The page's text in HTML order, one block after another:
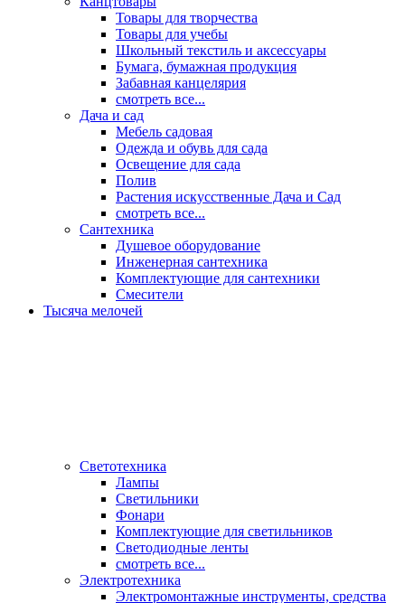
Товары для творчества
Товары для учебы
Школьный текстиль и аксессуары
Бумага, бумажная продукция
Забавная канцелярия
смотреть все...
Дача и сад
Мебель садовая
Одежда и обувь для сада
Освещение для сада
Полив
Растения искусственные Дача и Сад
смотреть все...
Сантехника
Душевое оборудование
Инженерная сантехника
Комплектующие для сантехники
Смесители
Тысяча мелочей
Светотехника
Лампы
Светильники
Фонари
Комплектующие для светильников
Светодиодные ленты
смотреть все...
Электротехника
Электромонтажные инструменты, средства